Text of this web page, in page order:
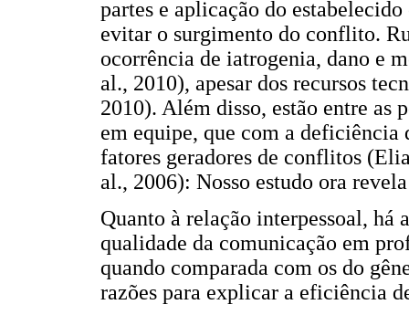
partes e aplicação do
evitar o surgimento do conflito.
ocorrência de iatrogenia, dano e
al., 2010), apesar dos recursos
2010). Além disso, estão entre as
em equipe, que com a deficiência
fatores geradores de conflitos
al., 2006): Nosso estudo ora revela
Quanto à relação interpessoal, há
qualidade da comunicação em
quando comparada com os do
razões para explicar a eficiência